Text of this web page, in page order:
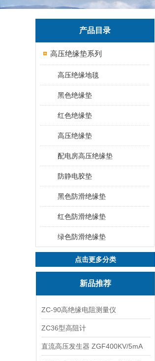
产品目录
高压绝缘垫系列
高压绝缘地毯
黑色绝缘垫
红色绝缘垫
高压绝缘垫
配电房高压绝缘垫
防静电胶垫
黑色防滑绝缘垫
红色防滑绝缘垫
绿色防滑绝缘垫
点击更多分类
新品推荐
ZC-90高绝缘电阻测量仪
ZC36型高阻计
直流高压发生器 ZGF400KV/5mA